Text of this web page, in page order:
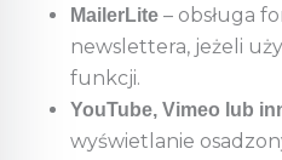
MailerLite – obsługa
newslettera, jeżeli
funkcji.
YouTube, Vimeo lub
wyświetlanie